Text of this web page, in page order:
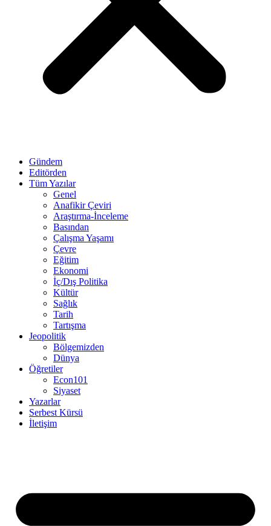
Gündem
Editörden
Tüm Yazılar
Genel
Anafikir Çeviri
Araştırma-İnceleme
Basından
Çalışma Yaşamı
Çevre
Eğitim
Ekonomi
İç/Dış Politika
Kültür
Sağlık
Tarih
Tartışma
Jeopolitik
Bölgemizden
Dünya
Öğretiler
Econ101
Siyaset
Yazarlar
Serbest Kürsü
İletişim